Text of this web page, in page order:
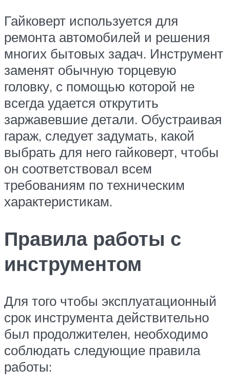
Гайковерт используется для
ремонта автомобилей и решения
многих бытовых задач. Инструмент
заменят обычную торцевую
головку, с помощью которой не
всегда удается открутить
заржавевшие детали. Обустраивая
гараж, следует задумать, какой
выбрать для него гайковерт, чтобы
он соответствовал всем
требованиям по техническим
характеристикам.
Правила работы с
инструментом
Для того чтобы эксплуатационный
срок инструмента действительно
был продолжителен, необходимо
соблюдать следующие правила
работы: